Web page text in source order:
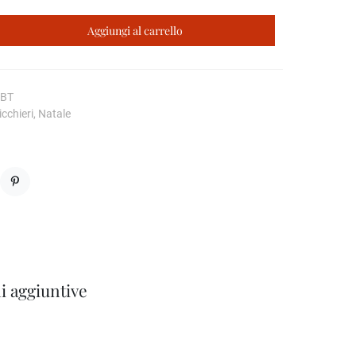
Aggiungi al carrello
Natale
aggiuntive